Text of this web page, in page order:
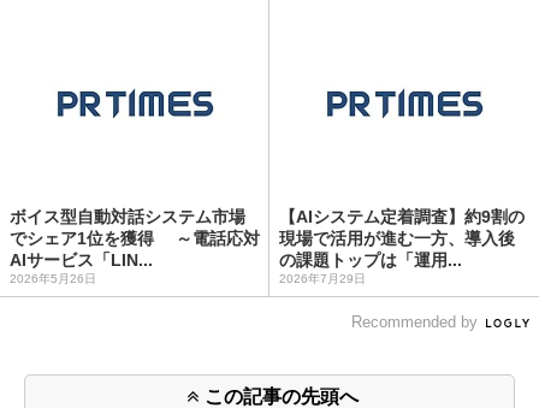
ボイス型自動対話システム市場
でシェア1位を獲得 ～電話応対
AIサービス「LIN...
2026年5月26日
【AIシステム定着調査】約9割の
現場で活用が進む一方、導入後
の課題トップは「運用...
2026年7月29日
Recommended by
この記事の先頭へ